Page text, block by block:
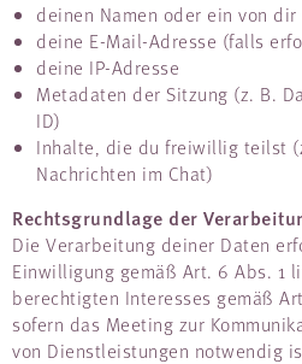
deinen Namen oder ein von
deine E-Mail-Adresse (falls
deine IP-Adresse
Metadaten der Sitzung (z. B.
ID)
Inhalte, die du freiwillig teilst
Nachrichten im Chat)
Rechtsgrundlage der
Die Verarbeitung deiner Daten
Einwilligung gemäß Art. 6 Abs. 1
berechtigten Interesses gemäß
sofern das Meeting zur
von Dienstleistungen notwendig